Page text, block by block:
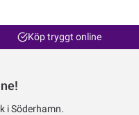
Köp tryggt online
i Söderhamn.